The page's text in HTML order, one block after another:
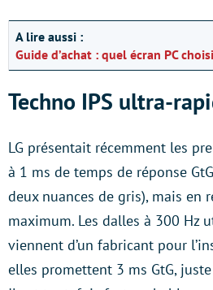
A lire aussi :
Guide d’achat : quel écran PC
Techno IPS ultra-
LG présentait récemment les
à 1 ms de temps de réponse
deux nuances de gris), mais en
maximum. Les dalles à 300 Hz
viennent d’un fabricant pour
elles promettent 3 ms GtG,